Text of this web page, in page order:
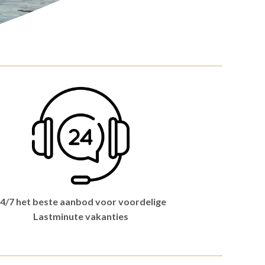
7 het beste aanbod voor voordelige
Lastminute vakanties